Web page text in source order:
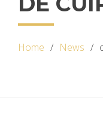
Home News